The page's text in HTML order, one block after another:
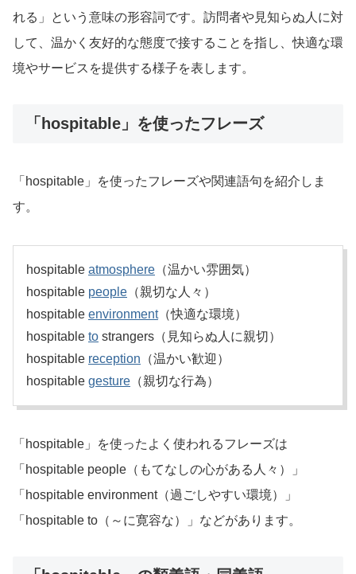
れる」という意味の形容詞です。訪問者や見知らぬ人に対
して、温かく友好的な態度で接することを指し、快適な環
境やサービスを提供する様子を表します。
「hospitable」を使ったフレーズ
「hospitable」を使ったフレーズや関連語句を紹介しま
す。
hospitable atmosphere （温かい雰囲気）
hospitable people （親切な人々）
hospitable environment（快適な環境）
hospitable to strangers（見知らぬ人に親切）
hospitable reception （温かい歓迎）
hospitable gesture （親切な行為）
「hospitable」を使ったよく使われるフレーズは
「hospitable people（もてなしの心がある人々）」
「hospitable environment（過ごしやすい環境）」
「hospitable to（～に寛容な）」などがあります。